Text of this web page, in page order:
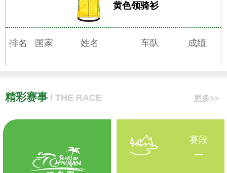
黄色领骑衫
排名 国家 姓名 车队 成绩
精彩赛事/ THE RACE 更多>>
赛段